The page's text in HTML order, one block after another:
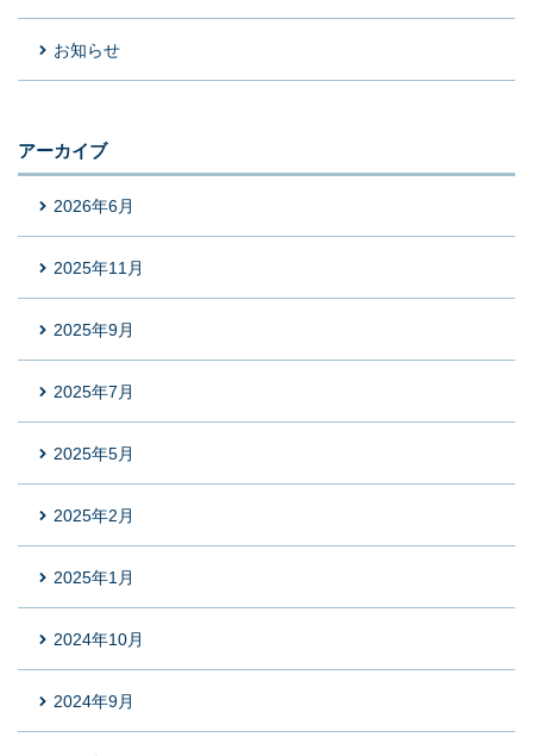
お知らせ
アーカイブ
2026年6月
2025年11月
2025年9月
2025年7月
2025年5月
2025年2月
2025年1月
2024年10月
2024年9月